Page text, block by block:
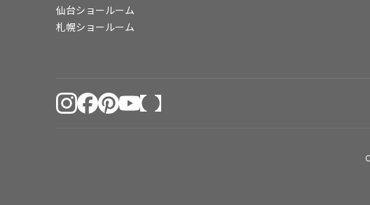
仙台ショールーム
札幌ショールーム